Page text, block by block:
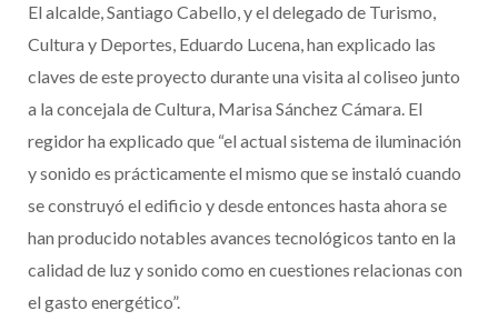
El alcalde, Santiago Cabello, y el delegado de Turismo,
Cultura y Deportes, Eduardo Lucena, han explicado las
claves de este proyecto durante una visita al coliseo junto
a la concejala de Cultura, Marisa Sánchez Cámara. El
regidor ha explicado que “el actual sistema de iluminación
y sonido es prácticamente el mismo que se instaló cuando
se construyó el edificio y desde entonces hasta ahora se
han producido notables avances tecnológicos tanto en la
calidad de luz y sonido como en cuestiones relacionas con
el gasto energético”.